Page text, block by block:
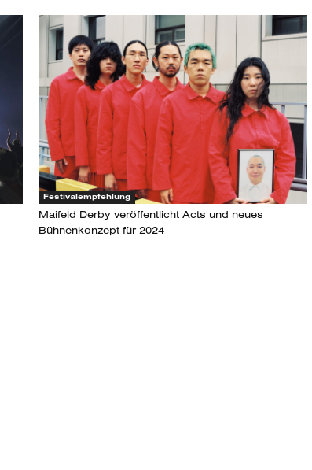
Festivalempfehlung
Maifeld Derby veröffentlicht Acts und neues
Bühnenkonzept für 2024